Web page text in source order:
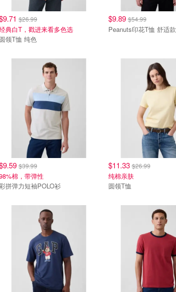
$26.99
典白T，戳进来看多色选
圆领T恤 纯色
$9.89$54.99
Peanuts印花T恤 舒适款
$39.99
棉，带弹性
拼弹力短袖POLO衫
$11.33$26.99
纯棉亲肤
圆领T恤